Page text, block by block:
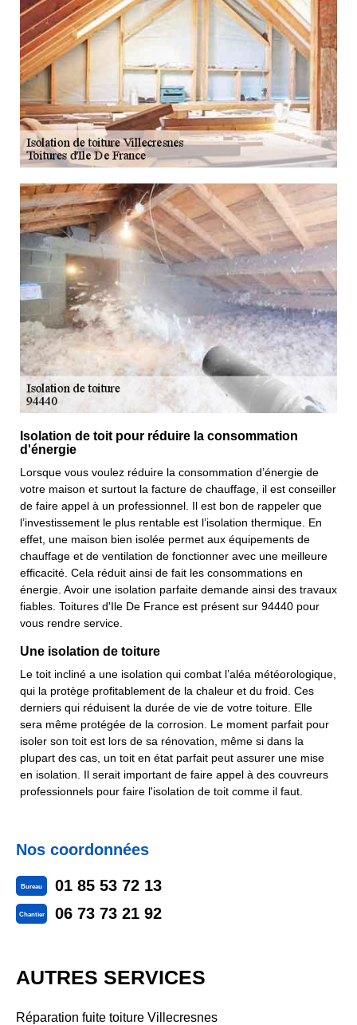
Isolation de toit pour réduire la consommation
d'énergie
Lorsque vous voulez réduire la consommation d’énergie de
votre maison et surtout la facture de chauffage, il est conseiller
de faire appel à un professionnel. Il est bon de rappeler que
l’investissement le plus rentable est l’isolation thermique. En
effet, une maison bien isolée permet aux équipements de
chauffage et de ventilation de fonctionner avec une meilleure
efficacité. Cela réduit ainsi de fait les consommations en
énergie. Avoir une isolation parfaite demande ainsi des travaux
fiables. Toitures d'Ile De France est présent sur 94440 pour
vous rendre service.
Une isolation de toiture
Le toit incliné a une isolation qui combat l’aléa météorologique,
qui la protège profitablement de la chaleur et du froid. Ces
derniers qui réduisent la durée de vie de votre toiture. Elle
sera même protégée de la corrosion. Le moment parfait pour
isoler son toit est lors de sa rénovation, même si dans la
plupart des cas, un toit en état parfait peut assurer une mise
en isolation. Il serait important de faire appel à des couvreurs
professionnels pour faire l'isolation de toit comme il faut.
Nos coordonnées
Bureau 01 85 53 72 13
Chantier 06 73 73 21 92
AUTRES SERVICES
Réparation fuite toiture Villecresnes